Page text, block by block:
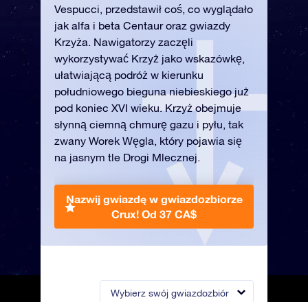
Wybierz swój gwiazdozbiór
Vespucci, przedstawił coś, co wyglądało
jak alfa i beta Centaur oraz gwiazdy
Krzyża. Nawigatorzy zaczęli
wykorzystywać Krzyż jako wskazówkę,
ułatwiającą podróż w kierunku
południowego bieguna niebieskiego już
pod koniec XVI wieku. Krzyż obejmuje
słynną ciemną chmurę gazu i pyłu, tak
zwany Worek Węgla, który pojawia się
na jasnym tle Drogi Mlecznej.
Nazwij gwiazdę w gwiazdozbiorze
Crux! Od 37 CA$